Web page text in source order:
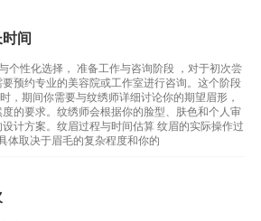
间
个性化选择， 准备工作与咨询阶段 ，对于初次尝
预约专业的美容院或工作室进行咨询。这个阶段
，期间你需要与纹绣师详细讨论你的期望眉形，
的要求。纹绣师会根据你的脸型、肤色和个人审
计方案。纹眉过程与时间估算 纹眉的实际操作过
体取决于眉毛的复杂程度和你的